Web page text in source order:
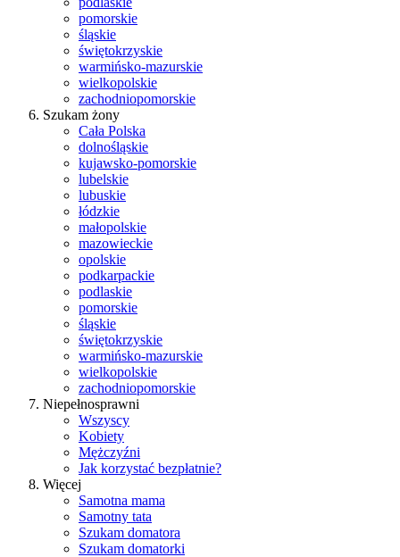
pomorskie
śląskie
świętokrzyskie
warmińsko-mazurskie
wielkopolskie
zachodniopomorskie
Szukam żony
Cała Polska
dolnośląskie
kujawsko-pomorskie
lubelskie
lubuskie
łódzkie
małopolskie
mazowieckie
opolskie
podkarpackie
podlaskie
pomorskie
śląskie
świętokrzyskie
warmińsko-mazurskie
wielkopolskie
zachodniopomorskie
Niepełnosprawni
Wszyscy
Kobiety
Mężczyźni
Jak korzystać bezpłatnie?
Więcej
Samotna mama
Samotny tata
Szukam domatora
Szukam domatorki